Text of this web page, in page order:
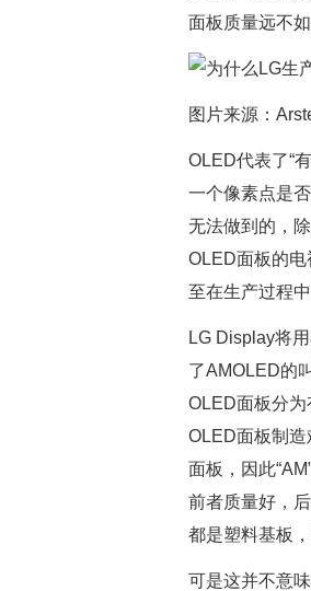
面板质量远不
图片来源：
OLED代表了“
一个像素点是
无法做到的，
OLED面板的
至在生产过程
LG Display将
了AMOLED的
OLED面板分为
OLED面板制
面板，因此
前者质量好，
都是塑料基板，
可是这并不意